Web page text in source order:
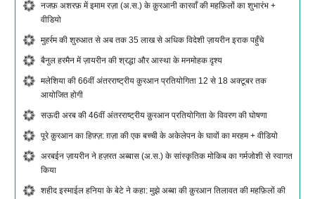
नजफ़ अशरफ़ में इमाम रज़ा (अ.स.) के क़ुरआनी कारवाँ की महफ़िलों का शुभारंभ +
वीडियो
मुहर्रम की शुरुआत से अब तक 35 लाख से अधिक विदेशी ज़ायरीन इराक पहुँचे
बैनुल हरमैन में ज़ायरीन की श्रद्धा और आस्था के मनमोहक दृश्य
मलेशिया की 66वीं अंतरराष्ट्रीय क़ुरआन प्रतियोगिता 12 से 18 अक्टूबर तक
आयोजित होगी
सऊदी अरब की 46वीं अंतरराष्ट्रीय क़ुरआन प्रतियोगिता के विवरण की घोषणा
पूरे क़ुरआन का हिफ़्ज़: ग़ज़ा की एक बच्ची के अकेलेपन के घावों का मरहम + वीडियो
अरबईन ज़ायरीन ने हज़रत अब्बास (अ.स.) के सांस्कृतिक मोकिब का गर्मजोशी से स्वागत
किया
शहीद इस्माईल हनिया के बेटे ने कहा: मुझे अब्बा की क़ुरआन तिलावत की महफ़िलों की